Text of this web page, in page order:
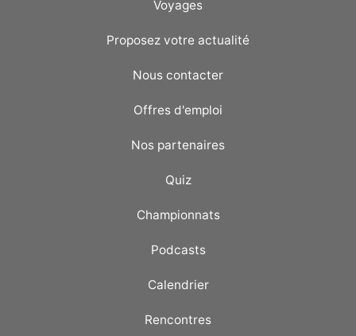
Voyages
Proposez votre actualité
Nous contacter
Offres d'emploi
Nos partenaires
Quiz
Championnats
Podcasts
Calendrier
Rencontres